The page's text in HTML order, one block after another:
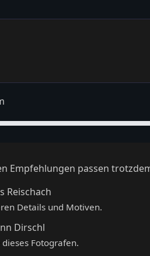
Empfehlungen passen
Reischach
Details und Motiven.
Dirschl
Fotografen.